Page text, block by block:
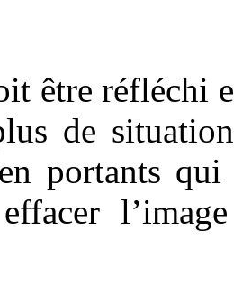
être réfléchi
de
portants